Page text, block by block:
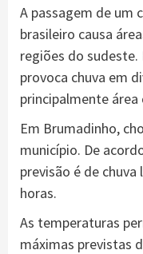
A passagem de um
brasileiro causa
regiões do sudeste.
provoca chuva em
principalmente área
Em Brumadinho,
município. De
previsão é de
horas.
As temperaturas
máximas previstas